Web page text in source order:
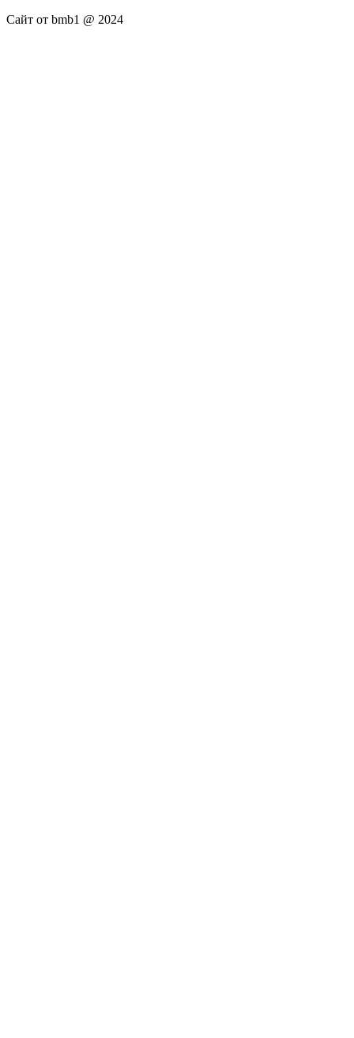
Сайт от bmb1 @ 2024